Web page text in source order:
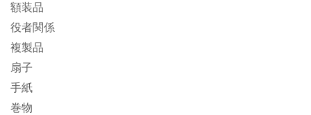
額装品
役者関係
複製品
扇子
手紙
巻物